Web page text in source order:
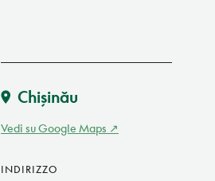
Chişinău
Vedi su Google Maps
INDIRIZZO